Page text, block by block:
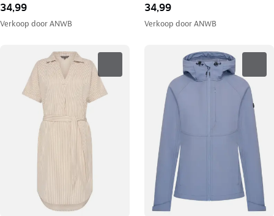
34,99
Verkoop doorANWB
34,99
Verkoop doorANWB